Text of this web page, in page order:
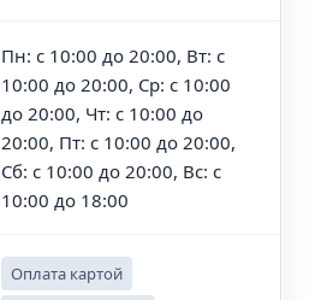
Пн: с 10:00 до 20:00, Вт: с
10:00 до 20:00, Ср: с 10:00
до 20:00, Чт: с 10:00 до
20:00, Пт: с 10:00 до 20:00,
Сб: с 10:00 до 20:00, Вс: с
10:00 до 18:00
Оплата картой